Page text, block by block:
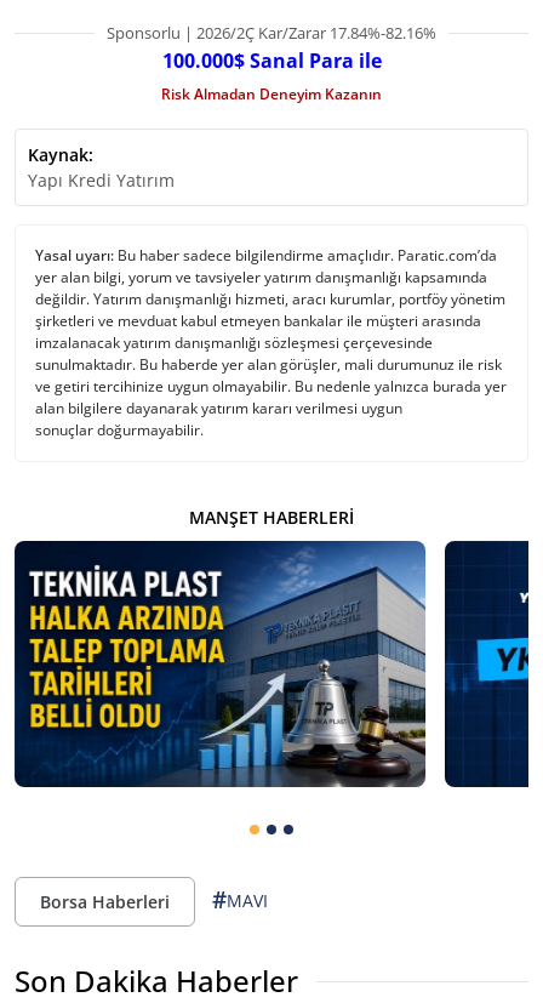
Sponsorlu | 2026/2Ç Kar/Zarar 17.84%-82.16%
100.000$ Sanal Para ile
Risk Almadan Deneyim Kazanın
Kaynak:
Yapı Kredi Yatırım
Yasal uyarı: Bu haber sadece bilgilendirme amaçlıdır. Paratic.com’da
yer alan bilgi, yorum ve tavsiyeler yatırım danışmanlığı kapsamında
değildir. Yatırım danışmanlığı hizmeti, aracı kurumlar, portföy yönetim
şirketleri ve mevduat kabul etmeyen bankalar ile müşteri arasında
imzalanacak yatırım danışmanlığı sözleşmesi çerçevesinde
sunulmaktadır. Bu haberde yer alan görüşler, mali durumunuz ile risk
ve getiri tercihinize uygun olmayabilir. Bu nedenle yalnızca burada yer
alan bilgilere dayanarak yatırım kararı verilmesi uygun
sonuçlar doğurmayabilir.
MANŞET HABERLERI
Borsa Haberleri #MAVI
Son Dakika Haberler